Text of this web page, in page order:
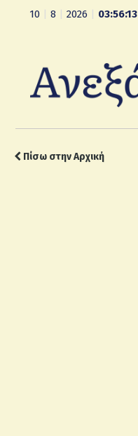
10 8 2026 03:56:14
Πίσω στην Αρχική